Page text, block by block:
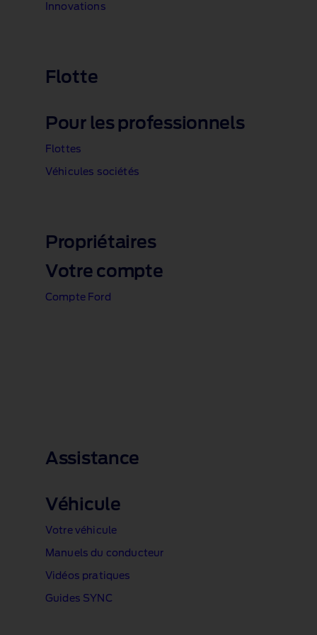
Innovations
Flotte
Pour les professionnels
Flottes
Véhicules sociétés
Propriétaires
Votre compte
Compte Ford
Assistance
Véhicule
Votre véhicule
Manuels du conducteur
Vidéos pratiques
Guides SYNC